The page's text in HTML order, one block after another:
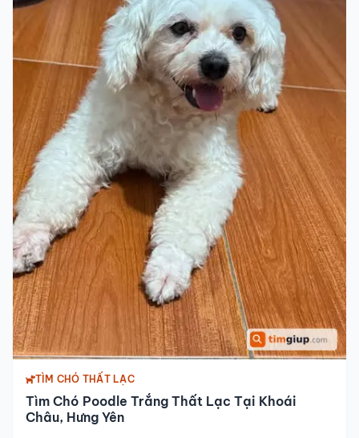
TÌM CHÓ THẤT LẠC
Tìm Chó Poodle Trắng Thất Lạc Tại Khoái
Châu, Hưng Yên